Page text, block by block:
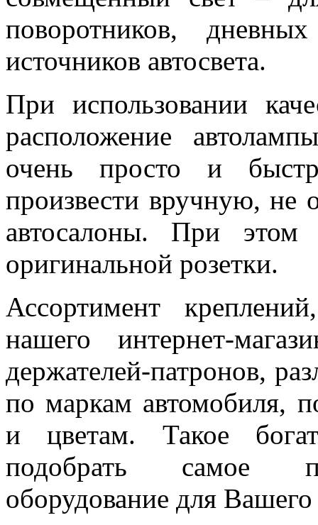
поворотников,
источников автосвета.
При использовании
расположение
очень просто и
произвести вручную, не
автосалоны. При этом
оригинальной розетки.
Ассортимент
нашего интернет-
держателей-патронов,
по маркам автомобиля,
и цветам. Такое
подобрать самое
оборудование для Вашего